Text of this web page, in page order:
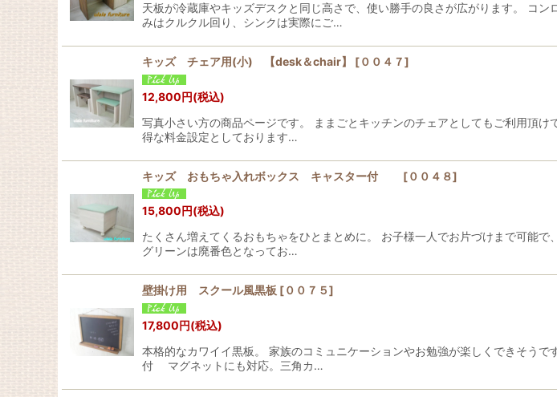
天板が冷蔵庫やキッズデスクと同じ高さで、使い勝手の良さが広がります。
みはクルクル回り、シンクは実際にご…
キッズ チェア用(小) 【desk＆chair】 [００４７]
12,800円(税込)
写真小さい方の商品ページです。 ままごとキッチンのチェアとしてもご利用頂
得な料金設定としております…
キッズ おもちゃ入れボックス キャスター付 [００４８]
15,800円(税込)
たくさん増えてくるおもちゃをひとまとめに。 お子様一人でお片づけまで可能
グリーンは廃番色となってお…
壁掛け用 スクール風黒板 [００７５]
17,800円(税込)
本格的なカワイイ黒板。 家族のコミュニケーションやお勉強が楽しくできそう
付 マグネットにも対応。三角カ…